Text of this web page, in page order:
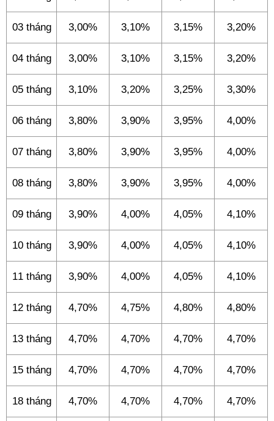
03 tháng 3,00% 3,10% 3,15% 3,20%
04 tháng 3,00% 3,10% 3,15% 3,20%
05 tháng 3,10% 3,20% 3,25% 3,30%
06 tháng 3,80% 3,90% 3,95% 4,00%
07 tháng 3,80% 3,90% 3,95% 4,00%
08 tháng 3,80% 3,90% 3,95% 4,00%
09 tháng 3,90% 4,00% 4,05% 4,10%
10 tháng 3,90% 4,00% 4,05% 4,10%
11 tháng 3,90% 4,00% 4,05% 4,10%
12 tháng 4,70% 4,75% 4,80% 4,80%
13 tháng 4,70% 4,70% 4,70% 4,70%
15 tháng 4,70% 4,70% 4,70% 4,70%
18 tháng 4,70% 4,70% 4,70% 4,70%